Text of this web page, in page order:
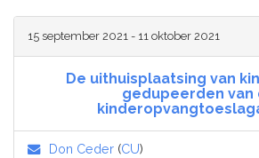
15 september 2021 - 11 oktober 2021
De uithuisplaatsing van
gedupeerden van
Don Ceder (CU)